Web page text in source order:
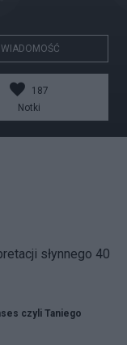
WIADOMOŚĆ
187
Notki
słynnego 40
czyli Taniego